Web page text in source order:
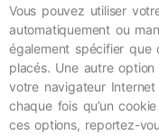
Vous pouvez utiliser
automatiquement ou
également spécifier que
placés. Une autre
votre navigateur
chaque fois qu’un
ces options, reportez-